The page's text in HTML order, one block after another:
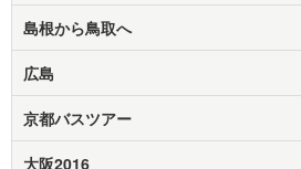
島根から鳥取へ
広島
京都バスツアー
大阪2016